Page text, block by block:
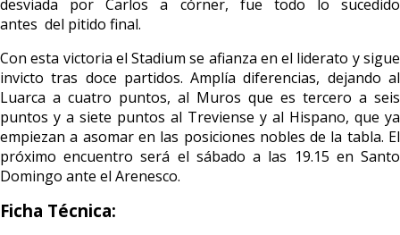
desviada por Carlos a córner, fue todo lo sucedido
antes del pitido final.
Con esta victoria el Stadium se afianza en el liderato y sigue
invicto tras doce partidos. Amplía diferencias, dejando al
Luarca a cuatro puntos, al Muros que es tercero a seis
puntos y a siete puntos al Treviense y al Hispano, que ya
empiezan a asomar en las posiciones nobles de la tabla. El
próximo encuentro será el sábado a las 19.15 en Santo
Domingo ante el Arenesco.
Ficha Técnica: